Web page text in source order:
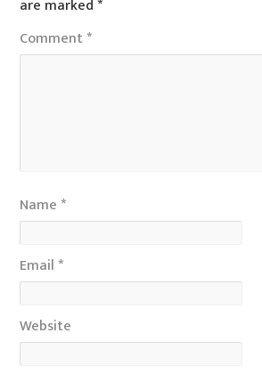
are marked*
Comment*
Name *
Email *
Website